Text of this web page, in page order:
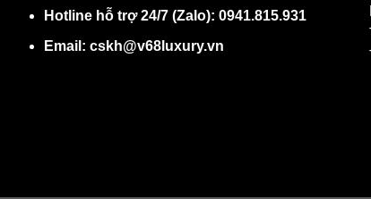
Hotline hỗ trợ 24/7 (Zalo): 0941.815.931
Email: cskh@v68luxury.vn